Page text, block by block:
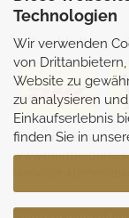
Technologien
Wir verwenden
von
Website zu
zu analysieren
Einkaufserlebnis
finden Sie in
Selbstabhollung
Partnerseiten:
www.der-kleine-